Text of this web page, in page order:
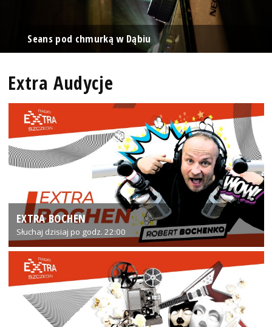
Seans pod chmurką w Dąbiu
Extra Audycje
EXTRA BOCHEN
Słuchaj dzisiaj po godz. 22:00